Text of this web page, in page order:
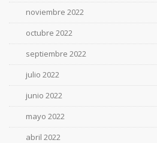
noviembre 2022
octubre 2022
septiembre 2022
julio 2022
junio 2022
mayo 2022
abril 2022